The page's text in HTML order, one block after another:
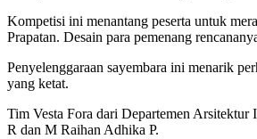
Kompetisi ini menantang peserta untuk
Prapatan. Desain para pemenang
Penyelenggaraan sayembara ini menarik
yang ketat.
Tim Vesta Fora dari Departemen
R dan M Raihan Adhika P.